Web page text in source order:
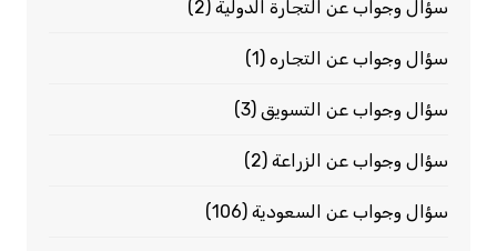
سؤال وجواب عن التجارة الدولية(2)
سؤال وجواب عن التجاره(1)
سؤال وجواب عن التسويق(3)
سؤال وجواب عن الزراعة(2)
سؤال وجواب عن السعودية(106)